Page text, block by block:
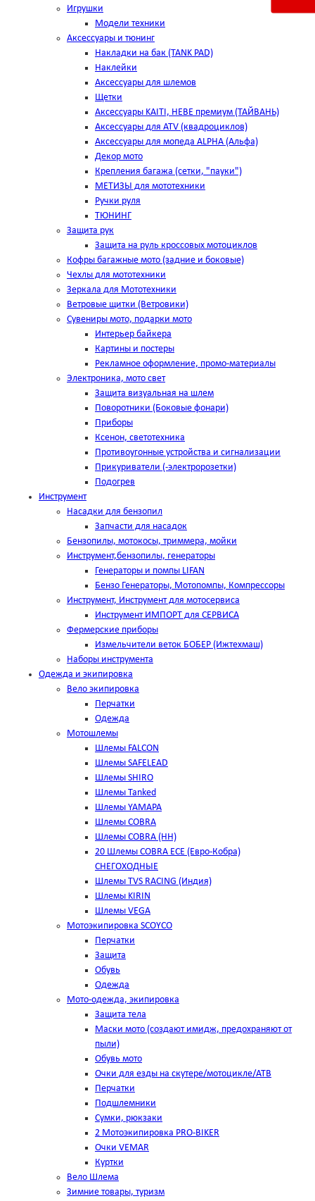
Игрушки
Модели техники
Аксессуары и тюнинг
Накладки на бак (TANK PAD)
Наклейки
Аксессуары для шлемов
Щетки
Аксессуары KAITI, HEBE премиум (ТАЙВАНЬ)
Аксессуары для ATV (квадроциклов)
Аксессуары для мопеда ALPHA (Альфа)
Декор мото
Крепления багажа (сетки, "пауки")
МЕТИЗЫ для мототехники
Ручки руля
ТЮНИНГ
Защита рук
Защита на руль кроссовых мотоциклов
Кофры багажные мото (задние и боковые)
Чехлы для мототехники
Зеркала для Мототехники
Ветровые щитки (Ветровики)
Сувениры мото, подарки мото
Интерьер байкера
Картины и постеры
Рекламное оформление, промо-материалы
Электроника, мото свет
Защита визуальная на шлем
Поворотники (Боковые фонари)
Приборы
Ксенон, светотехника
Противоугонные устройства и сигнализации
Прикуриватели (-электророзетки)
Подогрев
Инструмент
Насадки для бензопил
Запчасти для насадок
Бензопилы, мотокосы, триммера, мойки
Инструмент,бензопилы, генераторы
Генераторы и помпы LIFAN
Бензо Генераторы, Мотопомпы, Компрессоры
Инструмент, Инструмент для мотосервиса
Инструмент ИМПОРТ для СЕРВИСА
Фермерские приборы
Измельчители веток БОБЕР (Ижтехмаш)
Наборы инструмента
Одежда и экипировка
Вело экипировка
Перчатки
Одежда
Мотошлемы
Шлемы FALCON
Шлемы SAFELEAD
Шлемы SHIRO
Шлемы Tanked
Шлемы YAMAPA
Шлемы COBRA
Шлемы COBRA (HH)
20 Шлемы COBRA ECE (Евро-Кобра)
СНЕГОХОДНЫЕ
Шлемы TVS RACING (Индия)
Шлемы KIRIN
Шлемы VEGA
Мотоэкипировка SCOYCO
Перчатки
Защита
Обувь
Одежда
Мото-одежда, экипировка
Защита тела
Маски мото (создают имидж, предохраняют от
пыли)
Обувь мото
Очки для езды на скутере/мотоцикле/АТВ
Перчатки
Подшлемники
Сумки, рюкзаки
2 Мотоэкипировка PRO-BIKER
Очки VEMAR
Куртки
Вело Шлема
Зимние товары, туризм